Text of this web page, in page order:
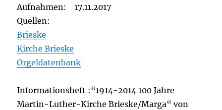
Aufnahmen: 17.11.2017
Quellen:
Brieske
Kirche Brieske
Orgeldatenbank
Informationsheft :“1914-2014 100 Jahre
Martin-Luther-Kirche Brieske/Marga“ von